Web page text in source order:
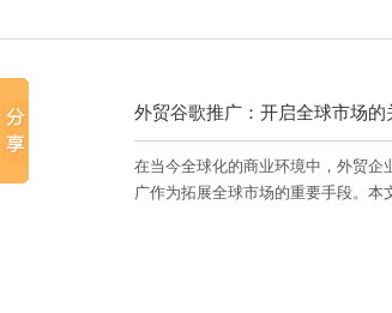
外贸谷歌推广：开启全球市场的
在当今全球化的商业环境中，外贸企
广作为拓展全球市场的重要手段。本